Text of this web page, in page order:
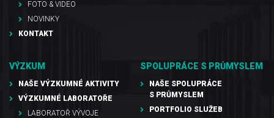
FOTO & VIDEO
NOVINKY
KONTAKT
VÝZKUM
NAŠE VÝZKUMNÉ AKTIVITY
VÝZKUMNÉ LABORATOŘE
LABORATOŘ VÝVOJE
SPOLUPRÁCE S PRŮMYSLEM
NAŠE SPOLUPRÁCE
S PRŮMYSLEM
PORTFOLIO SLUŽEB